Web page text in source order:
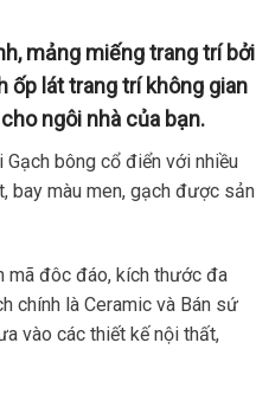
mảng miếng trang trí bởi
ốp lát trang trí không gian
ngôi nhà của bạn.
bông cổ điển với nhiều
bay màu men, gạch được sản
mã đôc đáo, kích thước đa
chính là Ceramic và Bán sứ
vào các thiết kế nội thất,